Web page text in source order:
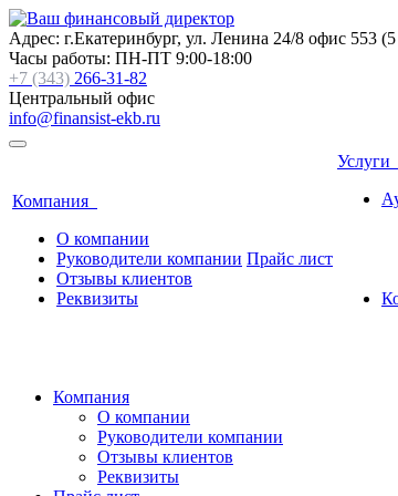
Адрес: г.Екатеринбург, ул. Ленина 24/8 офис 553
Часы работы: ПН-ПТ 9:00-18:00
+7 (343) 266-31-82
Центральный офис
info@finansist-ekb.ru
Компания
О компании
Руководители компании
Отзывы клиентов
Реквизиты
Прайс лист
Услуги
Компания
О компании
Руководители компании
Отзывы клиентов
Реквизиты